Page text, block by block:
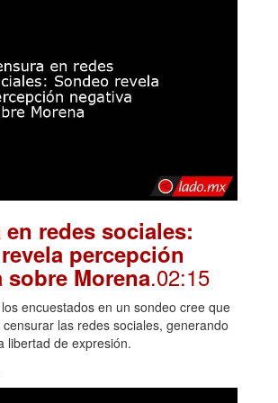
en redes sociales:
percepción
sobre Morena.02:15
encuestados en un sondeo cree que
las redes sociales, generando
libertad de expresión.